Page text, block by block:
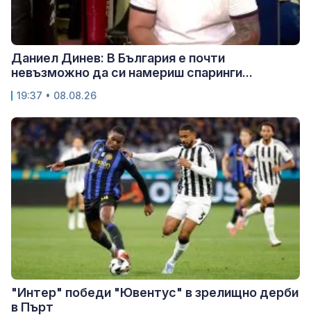
Даниел Динев: В България е почти
невъзможно да си намериш спаринги...
19:37 • 08.08.26
"Интер" победи "Ювентус" в зрелищно дерби
в Пърт